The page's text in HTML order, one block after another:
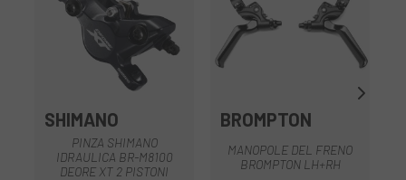
SHIMANO
PINZA SHIMANO
IDRAULICA BR-M8100
DEORE XT 2 PISTONI
BROMPTON
MANOPOLE DEL FRENO
BROMPTON LH+RH